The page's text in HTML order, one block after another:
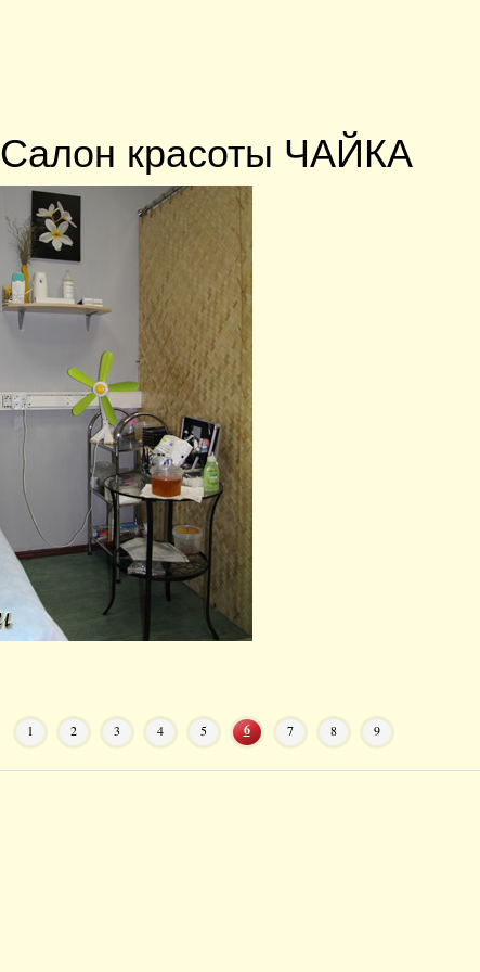
Салон красоты ЧАЙКА
1 2 3 4 5 6 7 8 9